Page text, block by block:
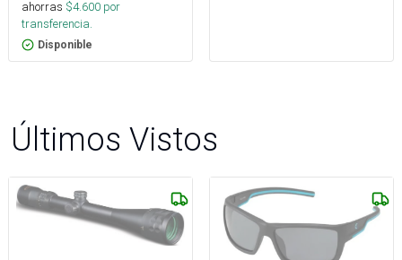
ahorras $4.600 por
transferencia.
Disponible
Últimos Vistos